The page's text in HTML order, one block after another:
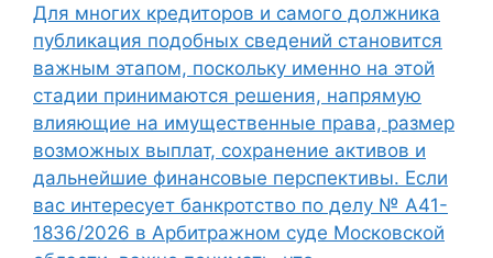
Для многих кредиторов и самого должника
публикация подобных сведений становится
важным этапом, поскольку именно на этой
стадии принимаются решения, напрямую
влияющие на имущественные права, размер
возможных выплат, сохранение активов и
дальнейшие финансовые перспективы. Если
вас интересует банкротство по делу № А41-
1836/2026 в Арбитражном суде Московской